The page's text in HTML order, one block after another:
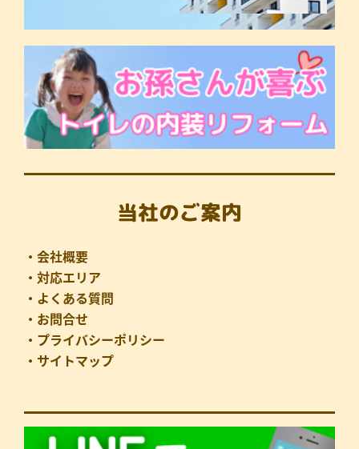
当社のご案内
・会社概要
・対応エリア
・よくある質問
・お問合せ
・プライバシーポリシー
・サイトマップ